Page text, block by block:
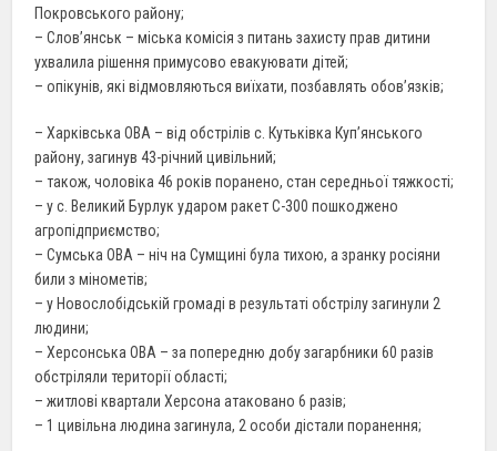
Покровського району;
– Слов’янськ – міська комісія з питань захисту прав дитини
ухвалила рішення примусово евакуювати дітей;
– опікунів, які відмовляються виїхати, позбавлять обов’язків;
– Харківська ОВА – від обстрілів с. Кутьківка Куп’янського
району, загинув 43-річний цивільний;
– також, чоловіка 46 років поранено, стан середньої тяжкості;
– у с. Великий Бурлук ударом ракет С-300 пошкоджено
агропідприємство;
– Сумська ОВА – ніч на Сумщині була тихою, а зранку росіяни
били з мінометів;
– у Новослобідській громаді в результаті обстрілу загинули 2
людини;
– Херсонська ОВА – за попередню добу загарбники 60 разів
обстріляли території області;
– житлові квартали Херсона атаковано 6 разів;
– 1 цивільна людина загинула, 2 особи дістали поранення;